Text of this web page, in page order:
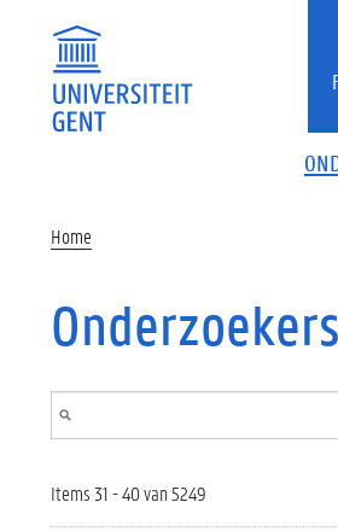
Home
Onderzoekers
Items 31 - 40 van 5249